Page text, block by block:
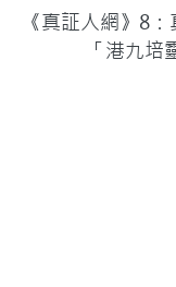
《真証人網》8
「港九培